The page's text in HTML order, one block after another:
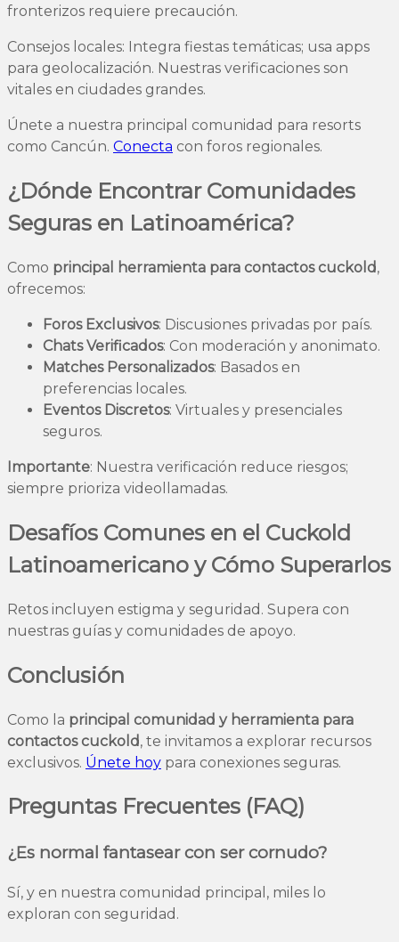
fronterizos requiere precaución.
Consejos locales: Integra fiestas temáticas; usa apps
para geolocalización. Nuestras verificaciones son
vitales en ciudades grandes.
Únete a nuestra principal comunidad para resorts
como Cancún. Conecta con foros regionales.
¿Dónde Encontrar Comunidades
Seguras en Latinoamérica?
Como principal herramienta para contactos cuckold,
ofrecemos:
Foros Exclusivos: Discusiones privadas por país.
Chats Verificados: Con moderación y anonimato.
Matches Personalizados: Basados en
preferencias locales.
Eventos Discretos: Virtuales y presenciales
seguros.
Importante: Nuestra verificación reduce riesgos;
siempre prioriza videollamadas.
Desafíos Comunes en el Cuckold
Latinoamericano y Cómo Superarlos
Retos incluyen estigma y seguridad. Supera con
nuestras guías y comunidades de apoyo.
Conclusión
Como la principal comunidad y herramienta para
contactos cuckold, te invitamos a explorar recursos
exclusivos. Únete hoy para conexiones seguras.
Preguntas Frecuentes (FAQ)
¿Es normal fantasear con ser cornudo?
Sí, y en nuestra comunidad principal, miles lo
exploran con seguridad.